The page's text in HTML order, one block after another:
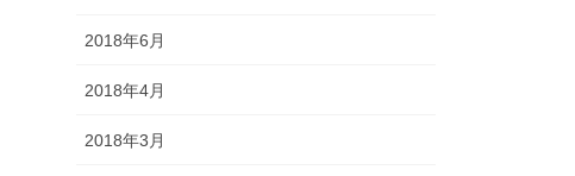
2018年6月
2018年4月
2018年3月